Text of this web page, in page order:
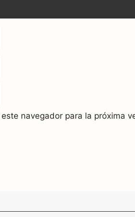
navegador para la próxima